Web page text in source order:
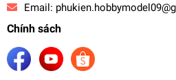
Email:
Chính sách